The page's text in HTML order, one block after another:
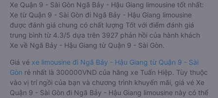
Xe Quận 9 - Sài Gòn Ngã Bảy - Hậu Giang limousine tốt nhất:
Xe từ Quận 9 - Sài Gòn đi Ngã Bảy - Hậu Giang limousine
được đánh giá chung có chất lượng Tốt với điểm đánh giá
trung bình từ 4.3/5 dựa trên 3927 phản hồi của hành khách
Xe về Ngã Bảy - Hậu Giang từ Quận 9 - Sài Gòn.
Giá vé xe limousine đi Ngã Bảy - Hậu Giang từ Quận 9 - Sài
Gòn rẻ nhất là 300000VND của hãng xe Tuấn Hiệp. Tùy thuộc
vào vị trí ngồi của bạn và chương trình khuyến mãi, giá vé Xe
Quận 9 - Sài Gòn đi Ngã Bảy - Hậu Giang limousine này có thể